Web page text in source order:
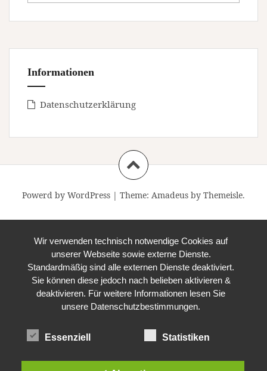
Informationen
Datenschutzerklärung
Powerd by WordPress | Theme: Amadeus by Themeisle.
Wir verwenden technisch notwendige Cookies auf
unserer Webseite sowie externe Dienste.
Standardmäßig sind alle externen Dienste deaktiviert.
Sie können diese jedoch nach belieben aktivieren &
deaktivieren. Für weitere Informationen lesen Sie
unsere Datenschutzbestimmungen.
Essenziell Statistiken